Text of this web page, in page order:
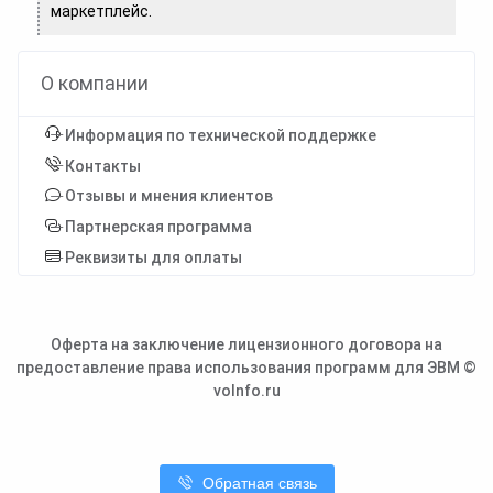
маркетплейс.
О компании
Информация по технической поддержке
Контакты
Отзывы и мнения клиентов
Партнерская программа
Реквизиты для оплаты
Оферта на заключение лицензионного договора на
предоставление права использования программ для ЭВМ ©
voInfo.ru
Обратная связь